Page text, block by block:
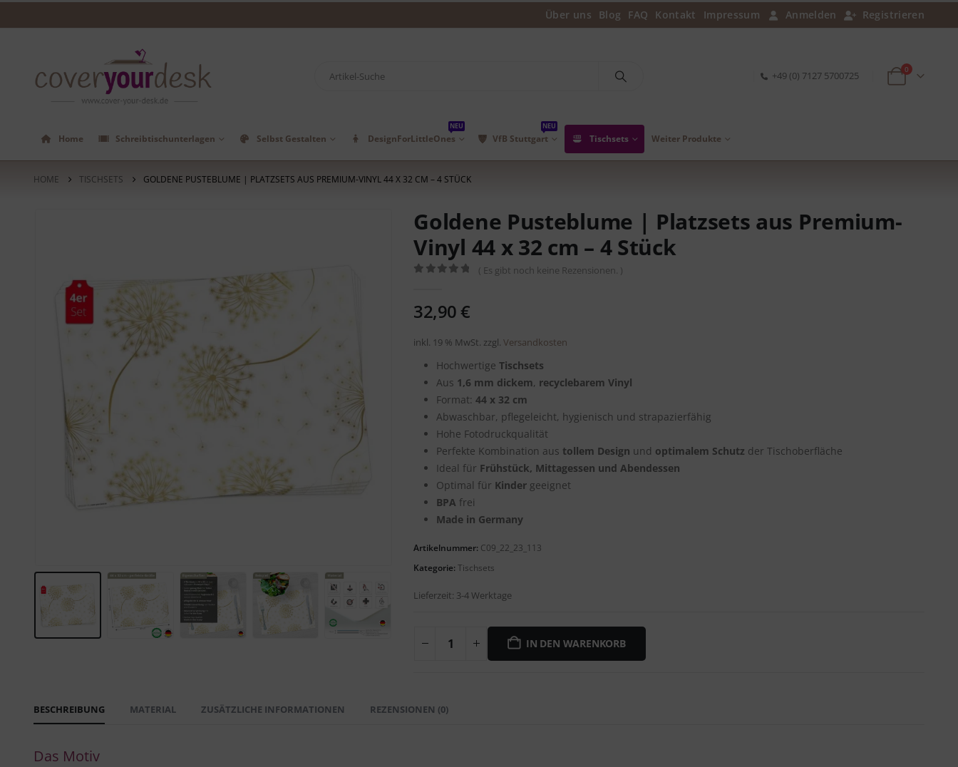
Über uns Blog FAQ Kontakt Impressum Anmelden Registrieren
+49 (0) 7127 5700725
0
Home Schreibtischunterlagen Selbst Gestalten DesignForLittleOnes
NEU
VfB Stuttgart
NEU
Tischsets Weiter Produkte
HOME TISCHSETS GOLDENE PUSTEBLUME | PLATZSETS AUS PREMIUM-VINYL 44 X 32 CM – 4 STÜCK
Goldene Pusteblume | Platzsets aus Premium-
Vinyl 44 x 32 cm – 4 Stück
( Es gibt noch keine Rezensionen. )
32,90 €
inkl. 19 % MwSt. zzgl.Versandkosten
HochwertigeTischsets
Aus 1,6 mm dickem, recyclebarem Vinyl
Format:44 x 32 cm
Abwaschbar, pflegeleicht, hygienisch und strapazierfähig
Hohe Fotodruckqualität
Perfekte Kombination aus tollem Design und optimalem Schutz der Tischoberfläche
Ideal für Frühstück, Mittagessen und Abendessen
Optimal für Kinder geeignet
BPA frei
Made in Germany
Artikelnummer: C09_22_23_113
Kategorie:Tischsets
Lieferzeit: 3-4 Werktage
IN DEN WARENKORB
BESCHREIBUNG MATERIAL ZUSÄTZLICHE INFORMATIONEN REZENSIONEN (0)
Das Motiv